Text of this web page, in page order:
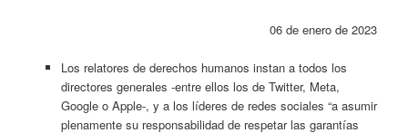
06 de enero de 2023
Los relatores de derechos humanos instan a todos los
directores generales -entre ellos los de Twitter, Meta,
Google o Apple-, y a los líderes de redes sociales “a asumir
plenamente su responsabilidad de respetar las garantías